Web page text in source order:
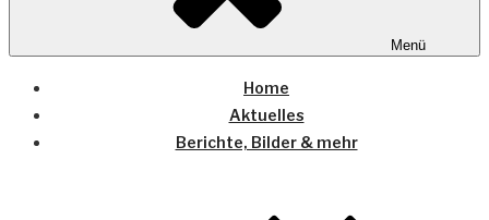
Menü
Home
Aktuelles
Berichte, Bilder & mehr